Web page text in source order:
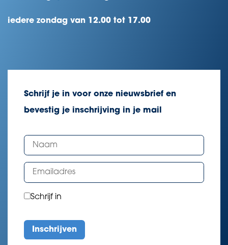
iedere zondag van 12.00 tot 17.00
Schrijf je in voor onze nieuwsbrief en
bevestig je inschrijving in je mail
Schrijf in